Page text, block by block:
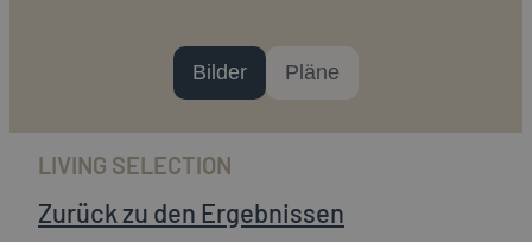
Bilder Pläne
LIVING SELECTION
Zurück zu den Ergebnissen